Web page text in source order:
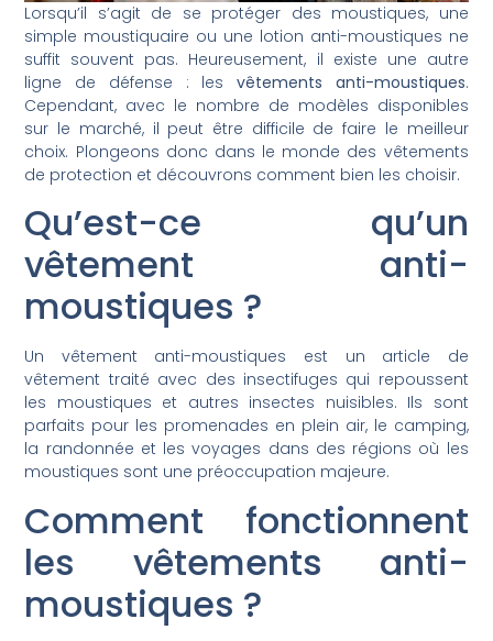
Lorsqu’il s’agit de se protéger des moustiques, une
simple moustiquaire ou une lotion anti-moustiques ne
suffit souvent pas. Heureusement, il existe une autre
ligne de défense : les vêtements anti-moustiques.
Cependant, avec le nombre de modèles disponibles
sur le marché, il peut être difficile de faire le meilleur
choix. Plongeons donc dans le monde des vêtements
de protection et découvrons comment bien les choisir.
Qu’est-ce qu’un
vêtement anti-
moustiques ?
Un vêtement anti-moustiques est un article de
vêtement traité avec des insectifuges qui repoussent
les moustiques et autres insectes nuisibles. Ils sont
parfaits pour les promenades en plein air, le camping,
la randonnée et les voyages dans des régions où les
moustiques sont une préoccupation majeure.
Comment fonctionnent
les vêtements anti-
moustiques ?